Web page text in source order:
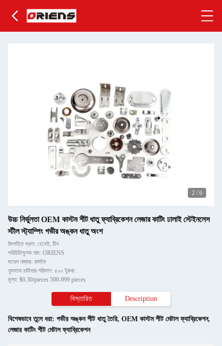
3 / 6
উচ্চ নির্ভুলতা OEM কাস্টম শীট ধাতু ফ্যাব্রিকেশন লেজার কাটিং ঢালাই স্টেইনলেস
স্টীল স্ট্যাম্পিং গভীর অঙ্কন ধাতু অংশ
উৎপত্তি স্থল: হেবেই, চীন
পরিচিতিমুলক নাম: ORIENS
মডেল নম্বার: কাস্টম
ন্যূনতম চাহিদার পরিমাণ: ৫০০ টুকরা
মূল্য: $0.30/pieces 500-999 pieces
বিস্তারিত Description
বিশেষভাবে তুলে ধরা: গভীর অঙ্কন শীট ধাতু তৈরি, OEM কাস্টম শীট মেটাল ফ্যাব্রিকেশন,
লেজার কাটিং শীট মেটাল ফ্যাব্রিকেশন